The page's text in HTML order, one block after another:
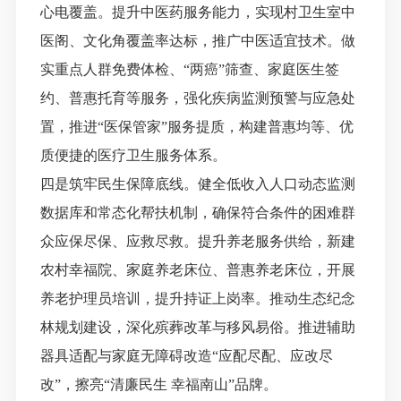
心电覆盖。提升中医药服务能力，实现村卫生室中
医阁、文化角覆盖率达标，推广中医适宜技术。做
实重点人群免费体检、“两癌”筛查、家庭医生签
约、普惠托育等服务，强化疾病监测预警与应急处
置，推进“医保管家”服务提质，构建普惠均等、优
质便捷的医疗卫生服务体系。
四是筑牢民生保障底线。健全低收入人口动态监测
数据库和常态化帮扶机制，确保符合条件的困难群
众应保尽保、应救尽救。提升养老服务供给，新建
农村幸福院、家庭养老床位、普惠养老床位，开展
养老护理员培训，提升持证上岗率。推动生态纪念
林规划建设，深化殡葬改革与移风易俗。推进辅助
器具适配与家庭无障碍改造“应配尽配、应改尽
改”，擦亮“清廉民生 幸福南山”品牌。